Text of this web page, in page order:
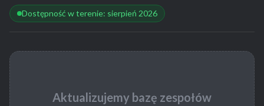
Dostępność w terenie: sierpień 2026
Aktualizujemy bazę zespołów